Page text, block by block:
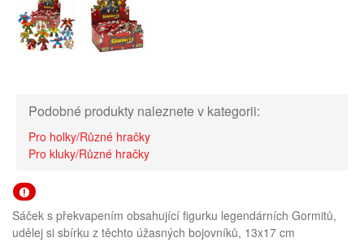
Podobné produkty naleznete v kategorii:
Pro holky/Různé hračky
Pro kluky/Různé hračky
Sáček s překvapením obsahující figurku legendárních Gormitů,
udělej si sbírku z těchto úžasných bojovníků, 13x17 cm